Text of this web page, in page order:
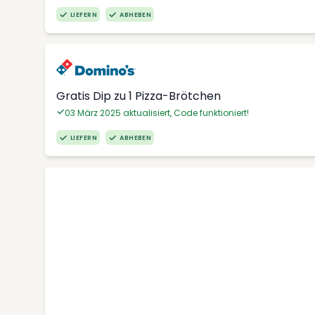
LIEFERN ABHEBEN
Gratis Dip zu 1 Pizza-Brötchen
03 März 2025 aktualisiert, Code funktioniert!
LIEFERN ABHEBEN